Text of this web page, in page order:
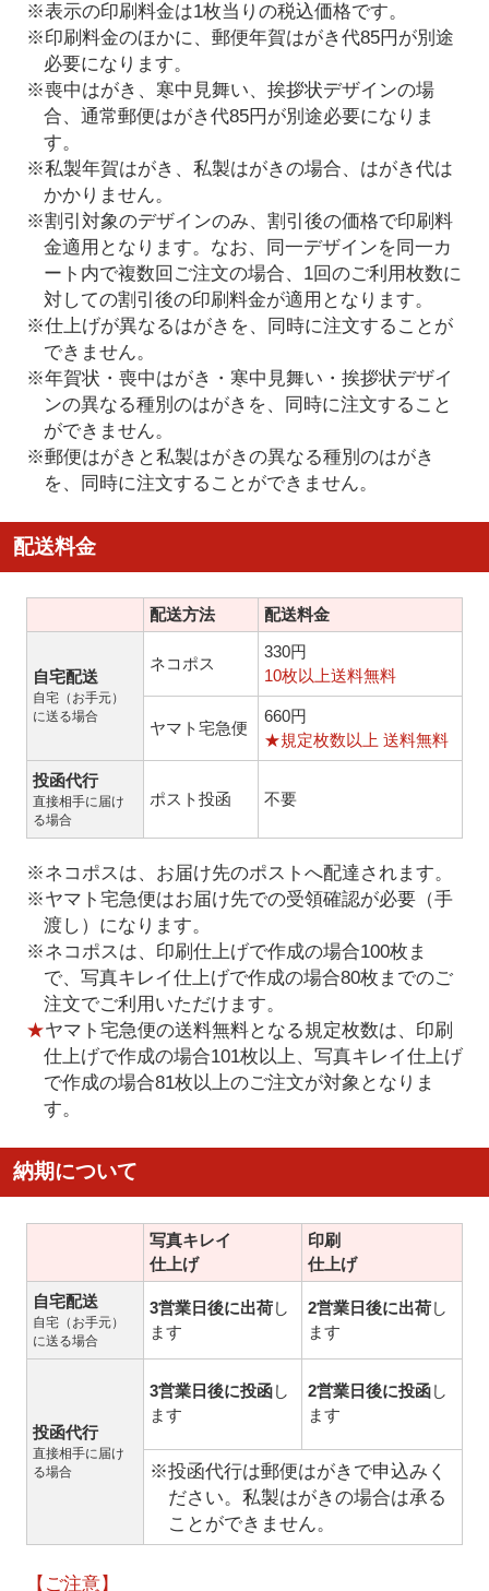
※表示の印刷料金は1枚当りの税込価格です。
※印刷料金のほかに、郵便年賀はがき代85円が別途
必要になります。
※喪中はがき、寒中見舞い、挨拶状デザインの場
合、通常郵便はがき代85円が別途必要になりま
す。
※私製年賀はがき、私製はがきの場合、はがき代は
かかりません。
※割引対象のデザインのみ、割引後の価格で印刷料
金適用となります。なお、同一デザインを同一カ
ート内で複数回ご注文の場合、1回のご利用枚数に
対しての割引後の印刷料金が適用となります。
※仕上げが異なるはがきを、同時に注文することが
できません。
※年賀状・喪中はがき・寒中見舞い・挨拶状デザイ
ンの異なる種別のはがきを、同時に注文すること
ができません。
※郵便はがきと私製はがきの異なる種別のはがき
を、同時に注文することができません。
配送料金
配送方法 配送料金
自宅配送
自宅（お手元）
に送る場合
ネコポス
330円
10枚以上送料無料
ヤマト宅急便
660円
★規定枚数以上 送料無料
投函代行
直接相手に届け
る場合
ポスト投函 不要
※ネコポスは、お届け先のポストへ配達されます。
※ヤマト宅急便はお届け先での受領確認が必要（手
渡し）になります。
※ネコポスは、印刷仕上げで作成の場合100枚ま
で、写真キレイ仕上げで作成の場合80枚までのご
注文でご利用いただけます。
★ヤマト宅急便の送料無料となる規定枚数は、印刷
仕上げで作成の場合101枚以上、写真キレイ仕上げ
で作成の場合81枚以上のご注文が対象となりま
す。
納期について
写真キレイ
仕上げ
印刷
仕上げ
自宅配送
自宅（お手元）
に送る場合
3営業日後に出荷し
ます
2営業日後に出荷し
ます
投函代行
直接相手に届け
る場合
3営業日後に投函し
ます
2営業日後に投函し
ます
※投函代行は郵便はがきで申込みく
ださい。私製はがきの場合は承る
ことができません。
【ご注意】